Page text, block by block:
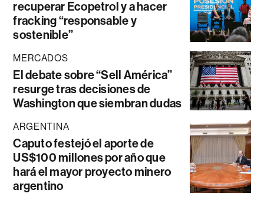
recuperar Ecopetrol y a hacer
fracking “responsable y
sostenible”
MERCADOS
El debate sobre “Sell América”
resurge tras decisiones de
Washington que siembran dudas
ARGENTINA
Caputo festejó el aporte de
US$100 millones por año que
hará el mayor proyecto minero
argentino